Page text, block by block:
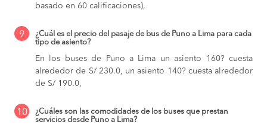
basado en 60 calificaciones),
9
¿Cuál es el precio del pasaje de bus de Puno a Lima para cada
tipo de asiento?
En los buses de Puno a Lima un asiento 160? cuesta
alrededor de S/ 230.0, un asiento 140? cuesta alrededor
de S/ 190.0,
10
¿Cuáles son las comodidades de los buses que prestan
servicios desde Puno a Lima?